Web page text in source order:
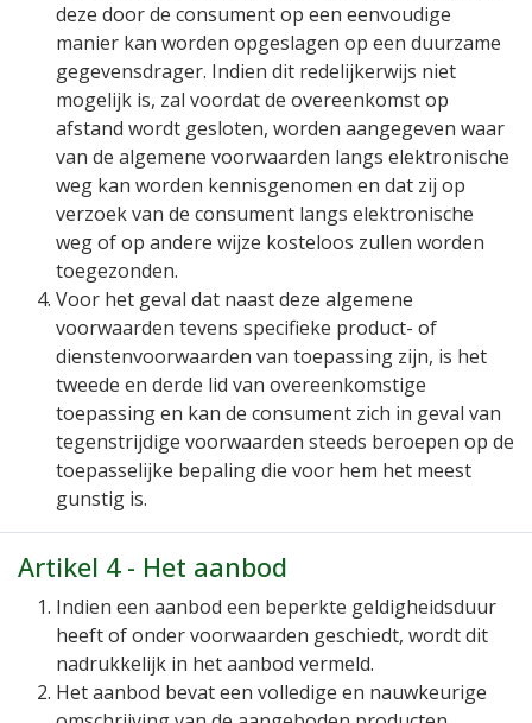
deze door de consument op een eenvoudige
manier kan worden opgeslagen op een duurzame
gegevensdrager. Indien dit redelijkerwijs niet
mogelijk is, zal voordat de overeenkomst op
afstand wordt gesloten, worden aangegeven waar
van de algemene voorwaarden langs elektronische
weg kan worden kennisgenomen en dat zij op
verzoek van de consument langs elektronische
weg of op andere wijze kosteloos zullen worden
toegezonden.
Voor het geval dat naast deze algemene
voorwaarden tevens specifieke product- of
dienstenvoorwaarden van toepassing zijn, is het
tweede en derde lid van overeenkomstige
toepassing en kan de consument zich in geval van
tegenstrijdige voorwaarden steeds beroepen op de
toepasselijke bepaling die voor hem het meest
gunstig is.
Artikel 4 - Het aanbod
Indien een aanbod een beperkte geldigheidsduur
heeft of onder voorwaarden geschiedt, wordt dit
nadrukkelijk in het aanbod vermeld.
Het aanbod bevat een volledige en nauwkeurige